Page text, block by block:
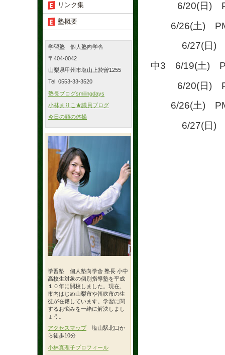
6/20(日)
6/26(土)
6/27(日)
中3 6/19(土)
6/20(日)
6/26(土)
6/27(日)
リンク集
塾概要
学習塾 個人塾向学舎
〒404-0042
山梨県甲州市塩山上於曽1255
Tel 0553-33-3520
塾長ブログsmilingdays
小林まりこ★議員ブログ
今日の頭の体操
学習塾 個人塾向学舎 塾長 小中
高校生対象の個別指導塾を平成
１０年に開校しました。現在、
市内はじめ山梨市や笛吹市の生
徒が在籍しています。学習に関
するお悩みを一緒に解決しまし
ょう。
アクセスマップ 塩山駅北口か
ら徒歩10分
小林真理子プロフィール